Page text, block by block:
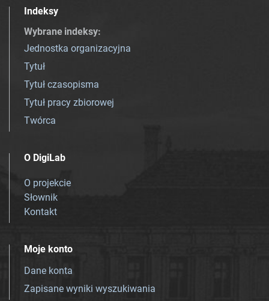
Indeksy
Wybrane indeksy:
Jednostka organizacyjna
Tytuł
Tytuł czasopisma
Tytuł pracy zbiorowej
Twórca
O DigiLab
O projekcie
Słownik
Kontakt
Moje konto
Dane konta
Zapisane wyniki wyszukiwania